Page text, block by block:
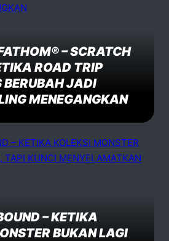
– SCRATCH
ROAD TRIP
JADI
MENEGANGKAN
– KETIKA
BUKAN LAGI